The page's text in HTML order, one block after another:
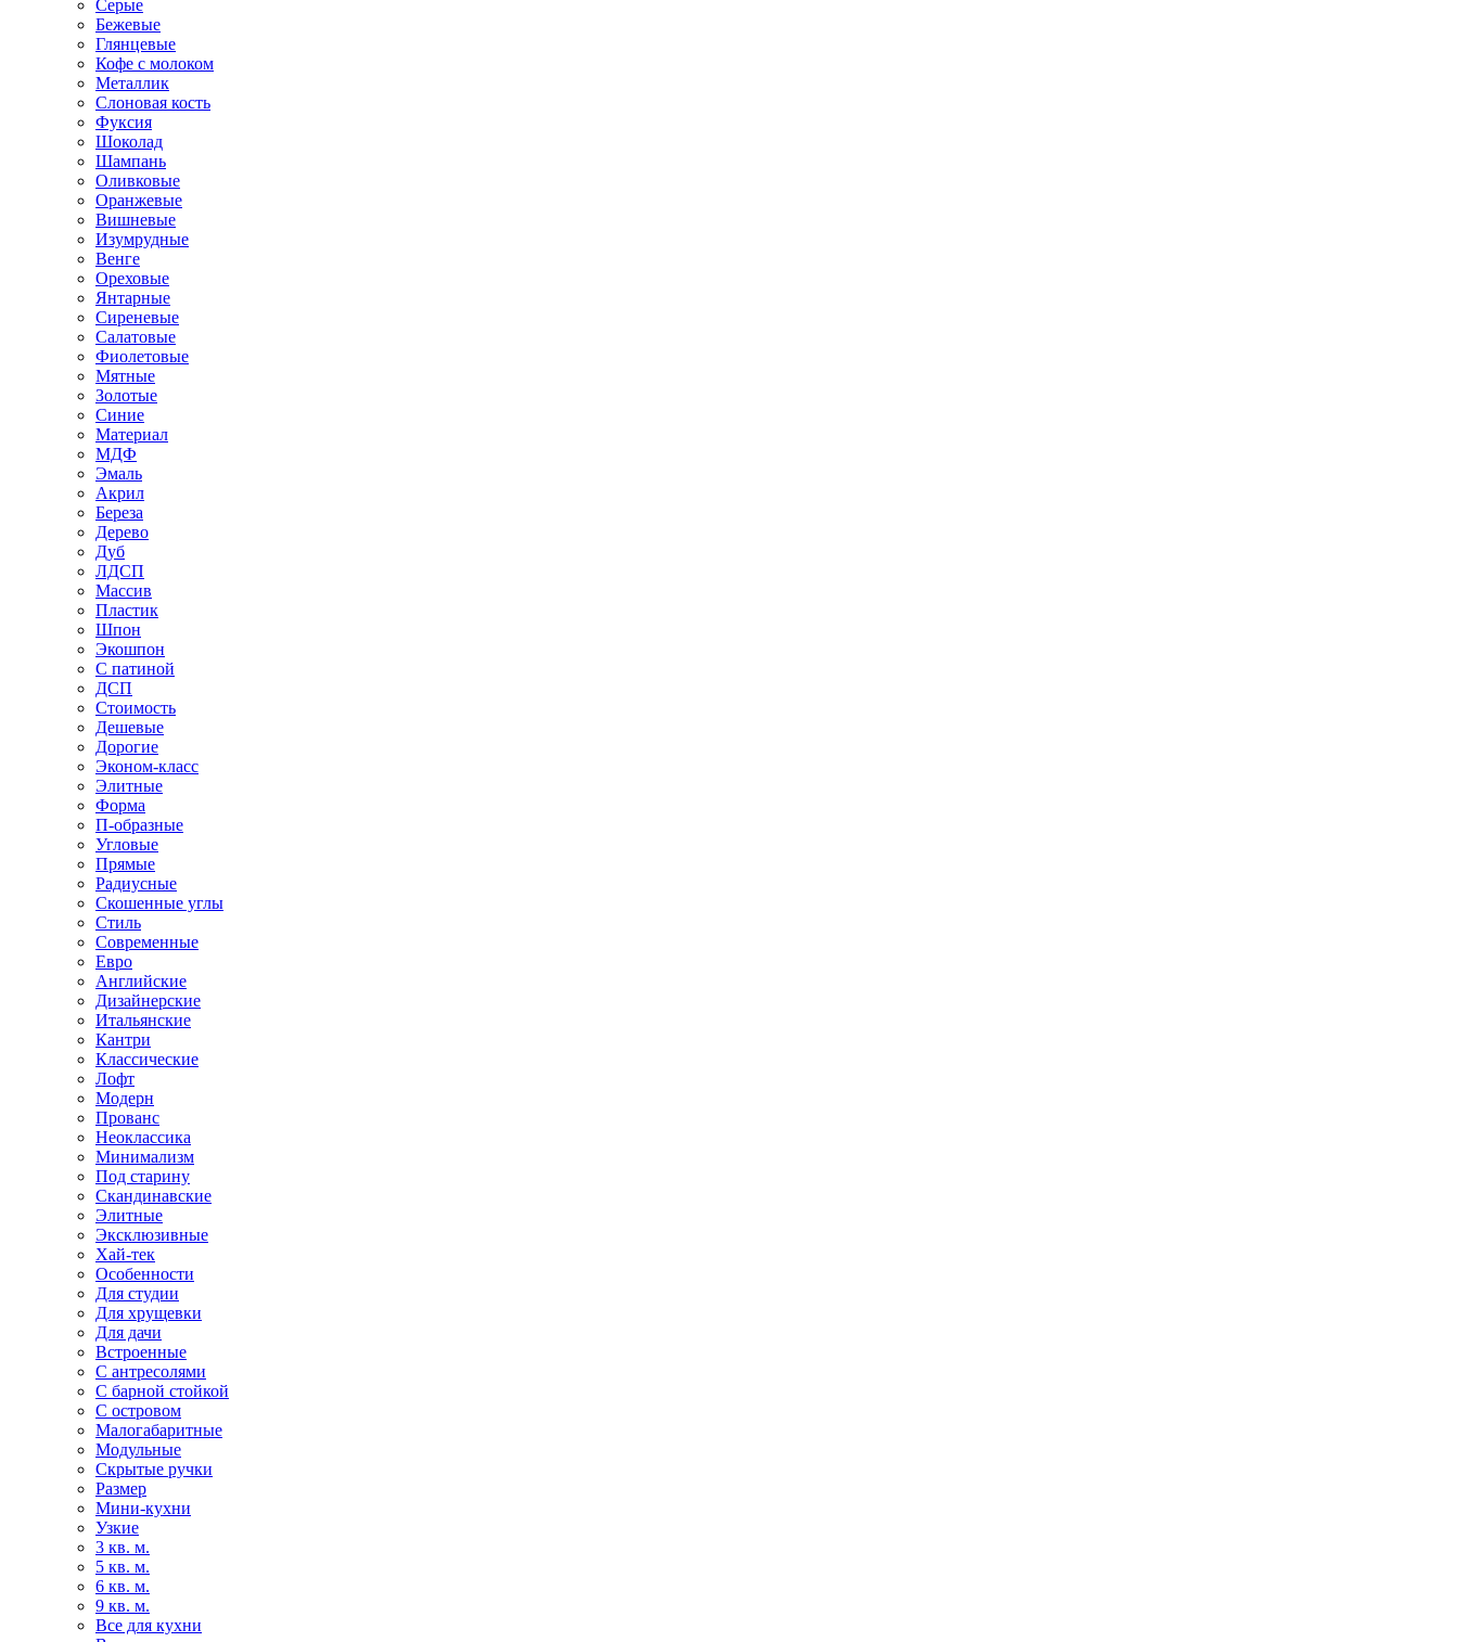
Серые
Бежевые
Глянцевые
Кофе с молоком
Металлик
Слоновая кость
Фуксия
Шоколад
Шампань
Оливковые
Оранжевые
Вишневые
Изумрудные
Венге
Ореховые
Янтарные
Сиреневые
Салатовые
Фиолетовые
Мятные
Золотые
Синие
Материал
МДФ
Эмаль
Акрил
Береза
Дерево
Дуб
ЛДСП
Массив
Пластик
Шпон
Экошпон
С патиной
ДСП
Стоимость
Дешевые
Дорогие
Эконом-класс
Элитные
Форма
П-образные
Угловые
Прямые
Радиусные
Скошенные углы
Стиль
Современные
Евро
Английские
Дизайнерские
Итальянские
Кантри
Классические
Лофт
Модерн
Прованс
Неоклассика
Минимализм
Под старину
Скандинавские
Элитные
Эксклюзивные
Хай-тек
Особенности
Для студии
Для хрущевки
Для дачи
Встроенные
С антресолями
С барной стойкой
С островом
Малогабаритные
Модульные
Скрытые ручки
Размер
Мини-кухни
Узкие
3 кв. м.
5 кв. м.
6 кв. м.
9 кв. м.
Все для кухни